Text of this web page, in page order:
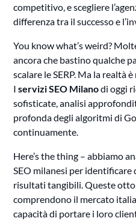
competitivo, e scegliere
differenza tra il successo e
You know what’s weird?
ancora che bastino qualche
scalare le SERP. Ma la realtà
Iservizi SEO Milanodi oggi
sofisticate, analisi
profonda degli algoritmi di
continuamente.
Here’s the thing – abbiamo
SEO milanesi per
risultati tangibili. Queste otto
comprendono il mercato
capacità di portare i loro